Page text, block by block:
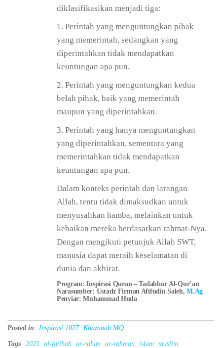
diklasifikasikan menjadi tiga:
1. Perintah yang menguntungkan pihak
yang memerintah, sedangkan yang
diperintahkan tidak mendapatkan
keuntungan apa pun.
2. Perintah yang menguntungkan kedua
belah pihak, baik yang memerintah
maupun yang diperintahkan.
3. Perintah yang hanya menguntungkan
yang diperintahkan, sementara yang
memerintahkan tidak mendapatkan
keuntungan apa pun.
Dalam konteks perintah dan larangan
Allah, tentu tidak dimaksudkan untuk
menyusahkan hamba, melainkan untuk
kebaikan mereka berdasarkan rahmat-Nya.
Dengan mengikuti petunjuk Allah SWT,
manusia dapat meraih keselamatan di
dunia dan akhirat.
Program: Inspirasi Quran – Tadabbur Al-Qur’an
Narasumber: Ustadz Firman Afifudin Saleh,M.Ag
Penyiar: Muhammad Huda
Posted in Inspirasi 1027 Khazanah MQ
Tags 2025 al-fatihah ar-rahim ar-rahman islam muslim